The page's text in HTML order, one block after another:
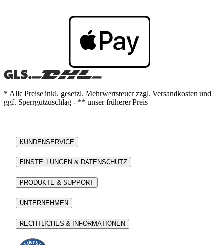
* Alle Preise inkl. gesetzl. Mehrwertsteuer zzgl. Versandkosten und
ggf. Sperrgutzuschlag - ** unser früherer Preis
KUNDENSERVICE
EINSTELLUNGEN & DATENSCHUTZ
PRODUKTE & SUPPORT
UNTERNEHMEN
RECHTLICHES & INFORMATIONEN